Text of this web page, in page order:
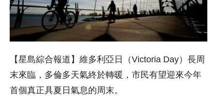
【星島綜合報道】維多利亞日（Victoria Day）長周
末來臨，多倫多天氣終於轉暖，市民有望迎來今年
首個真正具夏日氣息的周末。